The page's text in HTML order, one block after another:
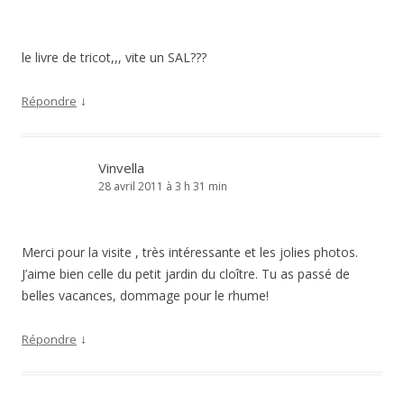
le livre de tricot,,, vite un SAL???
Répondre ↓
Vinvella
28 avril 2011 à 3 h 31 min
Merci pour la visite , très intéressante et les jolies photos.
J’aime bien celle du petit jardin du cloître. Tu as passé de
belles vacances, dommage pour le rhume!
Répondre ↓